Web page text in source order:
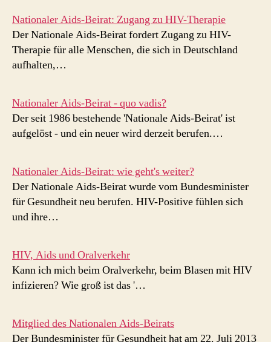
Nationaler Aids-Beirat: Zugang zu HIV-Therapie
Der Nationale Aids-Beirat fordert Zugang zu HIV-
Therapie für alle Menschen, die sich in Deutschland
aufhalten,…
Nationaler Aids-Beirat - quo vadis?
Der seit 1986 bestehende 'Nationale Aids-Beirat' ist
aufgelöst - und ein neuer wird derzeit berufen.…
Nationaler Aids-Beirat: wie geht's weiter?
Der Nationale Aids-Beirat wurde vom Bundesminister
für Gesundheit neu berufen. HIV-Positive fühlen sich
und ihre…
HIV, Aids und Oralverkehr
Kann ich mich beim Oralverkehr, beim Blasen mit HIV
infizieren? Wie groß ist das '…
Mitglied des Nationalen Aids-Beirats
Der Bundesminister für Gesundheit hat am 22. Juli 2013